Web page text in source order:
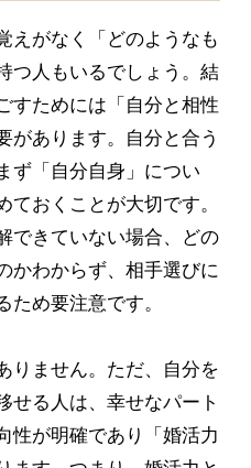
えがなく「どのようなも
つ人もいるでしょう。結
すためには「自分と相性
があります。自分と合う
ず「自分自身」につい
ておくことが大切です。
できていない場合、どの
かわからず、相手選びに
ため要注意です。
りません。ただ、自分を
せる人は、幸せなパート
性が明確であり「婚活力